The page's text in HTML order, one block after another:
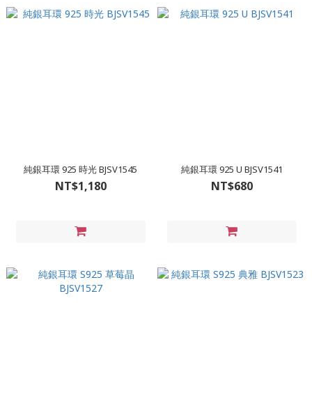
純銀耳環 925 時光 BJSV1545
NT$1,180
純銀耳環 925 U BJSV1541
NT$680